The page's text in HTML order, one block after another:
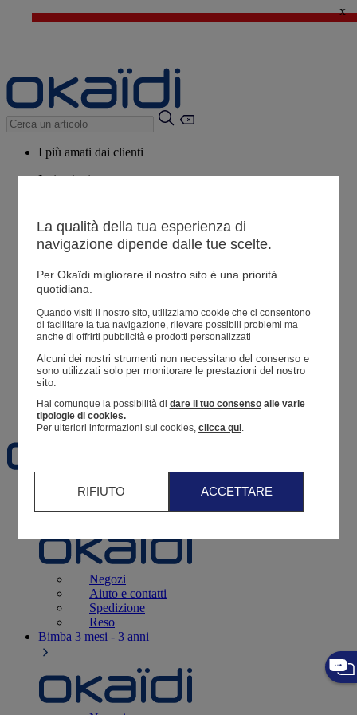
🔥SALDI : Ancora più prodotti fino al -60%*>
x
I più amati dai clienti
Ispirazioni
Potrebbero piacerti anche
Tutti i prodotti
Resoconto di un ordine
Preferiti
3 - 12 mesi
Negozi
Aiuto e contatti
Spedizione
Reso
Bimba 3 mesi - 3 anni
La qualità della tua esperienza di
navigazione dipende dalle tue scelte.
Per Okaïdi migliorare il nostro sito è una priorità
quotidiana.
Quando visiti il ​​nostro sito, utilizziamo cookie che ci consentono
di facilitare la tua navigazione, rilevare possibili problemi ma
anche di offrirti pubblicità e prodotti personalizzati
Alcuni dei nostri strumenti non necessitano del consenso e
sono utilizzati solo per monitorare le prestazioni del nostro
sito.
Hai comunque la possibilità di dare il tuo consensoalle varie
tipologie di cookies.
Per ulteriori informazioni sui cookies, clicca qui.
RIFIUTO ACCETTARE